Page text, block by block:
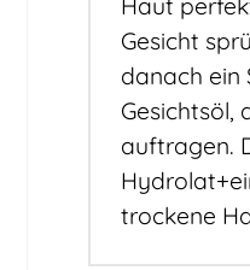
Gesicht
danach ein
Gesichtsöl,
auftragen.
trockene